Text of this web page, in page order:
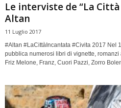
Le interviste de “La
Altan
11 Luglio 2017
#Altan #LaCittàIncantata #Civita 2017 Nel
pubblica numerosi libri di vignette, romanzi
Friz Melone, Franz, Cuori Pazzi, Zorro